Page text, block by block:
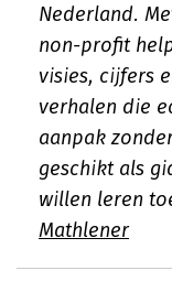
Nederland.
non-profit
visies, cijfers
verhalen die
aanpak
geschikt als
willen leren
Mathlener